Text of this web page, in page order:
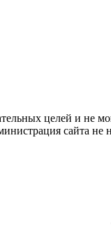
целей и не
сайта не